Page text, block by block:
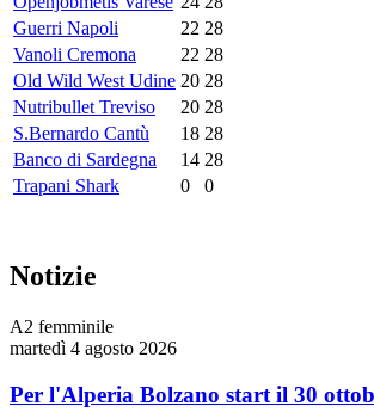
Guerri Napoli
22 28
Vanoli Cremona
22 28
Old Wild West Udine 20 28
Nutribullet Treviso
20 28
S.Bernardo Cantù
18 28
Banco di Sardegna
14 28
Trapani Shark
0 0
Notizie
A2 femminile
martedì 4 agosto 2026
Per l'Alperia Bolzano start il 30